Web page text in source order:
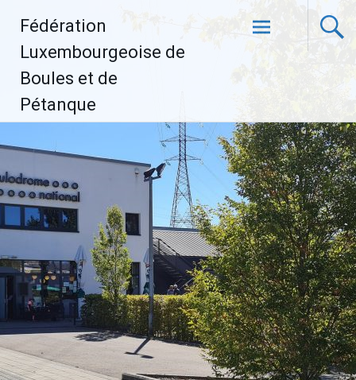
contenu
Fédération
Luxembourgeoise de
Boules et de
Pétanque